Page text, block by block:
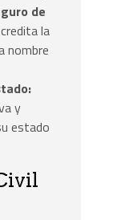
de
la
nombre
y
estado